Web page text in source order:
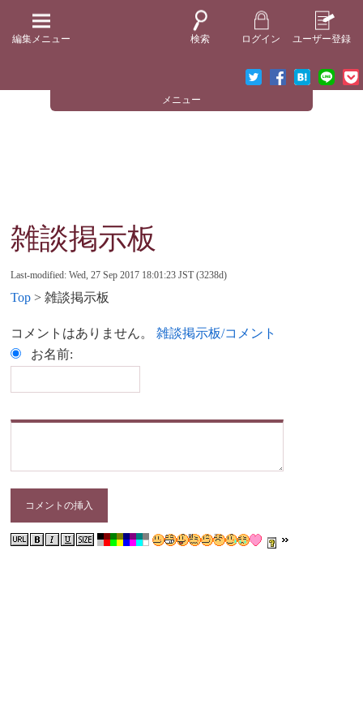
編集メニュー 検索 ログイン ユーザー登録
メニュー
雑談掲示板
Last-modified: Wed, 27 Sep 2017 18:01:23 JST (3238d)
Top > 雑談掲示板
コメントはありません。雑談掲示板/コメント
お名前: